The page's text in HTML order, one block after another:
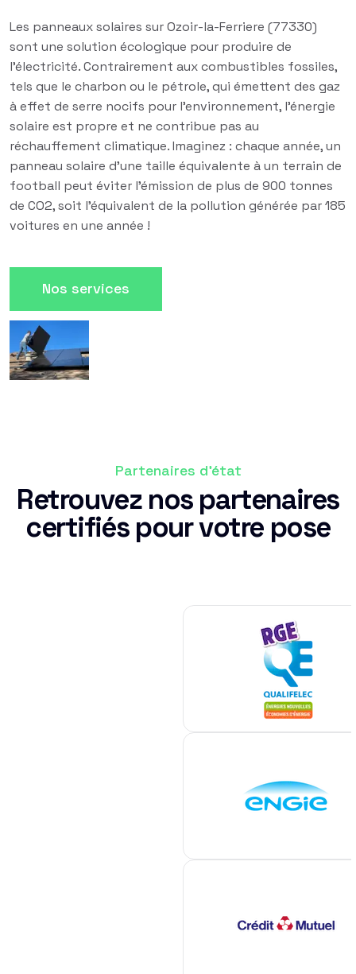
Les panneaux solaires sur Ozoir-la-Ferriere (77330)
sont une solution écologique pour produire de
l'électricité. Contrairement aux combustibles fossiles,
tels que le charbon ou le pétrole, qui émettent des gaz
à effet de serre nocifs pour l'environnement, l'énergie
solaire est propre et ne contribue pas au
réchauffement climatique. Imaginez : chaque année, un
panneau solaire d'une taille équivalente à un terrain de
football peut éviter l'émission de plus de 900 tonnes
de CO2, soit l'équivalent de la pollution générée par 185
voitures en une année !
Nos services
Partenaires d'état
Retrouvez nos partenaires
certifiés pour votre pose